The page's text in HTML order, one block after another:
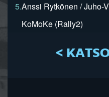
5.Anssi Rytkönen / Juho-
KoMoKe (Rally2)
<